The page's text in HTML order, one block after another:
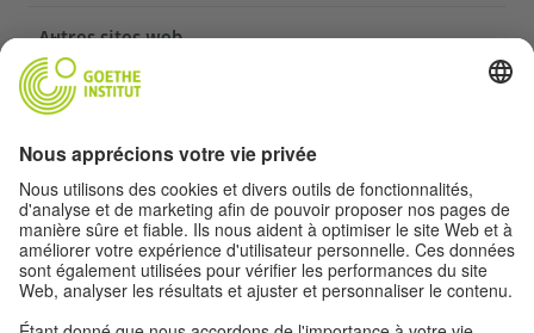
Autres sites web
Communauté „Deutsch für dich“
Cours d’allemand de l’Institut Goethe
Portail pour enseignants „Deutschstunde“
Confidentialité et accessibilité